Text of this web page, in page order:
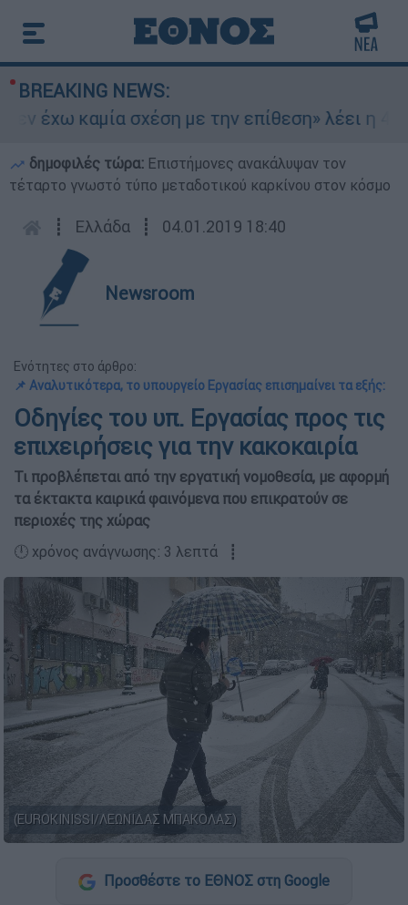
BREAKING NEWS:
καμία σχέση με την επίθεση» λέει η
δημοφιλές τώρα: Επιστήμονες ανακάλυψαν τον
τέταρτο γνωστό τύπο μεταδοτικού καρκίνου στον κόσμο
┋ Ελλάδα ┋ 04.01.2019 18:40
Newsroom
Ενότητες στο άρθρο:
📌 Αναλυτικότερα, το υπουργείο Εργασίας επισημαίνει τα εξής:
Οδηγίες του υπ. Εργασίας προς τις
επιχειρήσεις για την κακοκαιρία
Τι προβλέπεται από την εργατική νομοθεσία, με αφορμή
τα έκτακτα καιρικά φαινόμενα που επικρατούν σε
περιοχές της χώρας
🕛 χρόνος ανάγνωσης: 3 λεπτά ┋
(EUROKINISSI/ΛΕΩΝΙΔΑΣ ΜΠΑΚΟΛΑΣ)
Προσθέστε το ΕΘΝΟΣ στη Google